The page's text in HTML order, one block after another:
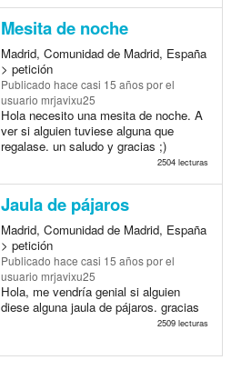
Mesita de noche
Madrid, Comunidad de Madrid, España
> petición
Publicado hace casi 15 añospor el
usuario mrjavixu25
Hola necesito una mesita de noche. A
ver si alguien tuviese alguna que
regalase. un saludo y gracias ;)
2504 lecturas
Jaula de pájaros
Madrid, Comunidad de Madrid, España
> petición
Publicado hace casi 15 añospor el
usuario mrjavixu25
Hola, me vendría genial si alguien
diese alguna jaula de pájaros. gracias
2509 lecturas